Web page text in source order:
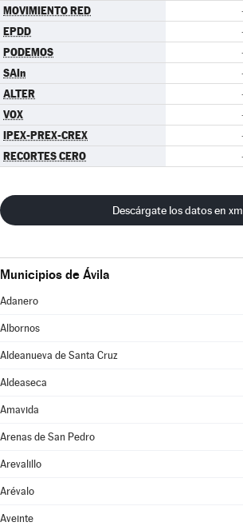
MOVIMIENTO RED
EPDD
PODEMOS
SAIn
ALTER
VOX
IPEX-PREX-CREX
RECORTES CERO
Descárgate los datos en
Municipios de Ávila
Adanero
Albornos
Aldeanueva de Santa Cruz
Aldeaseca
Amavida
Arenas de San Pedro
Arevalillo
Arévalo
Aveinte